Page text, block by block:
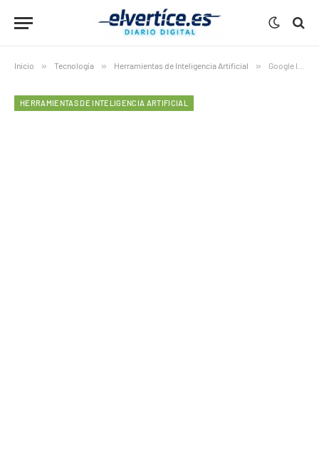
Inicio » Tecnología » Herramientas de Inteligencia Artificial » Google libera Nano Banana 2 y Pro: la IA que puede revolucionar la creación de imágenes
HERRAMIENTAS DE INTELIGENCIA ARTIFICIAL